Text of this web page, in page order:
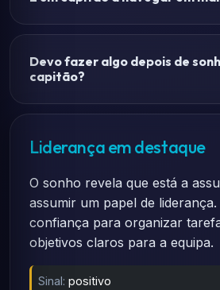
Devo fazer algo depois de
capitão?
Liderança em destaque
O sonho revela que está a
assumir um papel de liderança.
confiança para organizar
objetivos claros para a equipa.
Sinal: positivo